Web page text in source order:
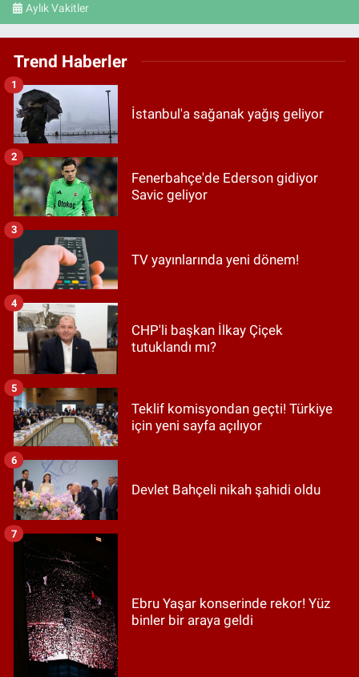
Aylık Vakitler
Trend Haberler
İstanbul'a sağanak yağış geliyor
1
Fenerbahçe'de Ederson gidiyor
Savic geliyor
2
TV yayınlarında yeni dönem!
3
CHP'li başkan İlkay Çiçek
tutuklandı mı?
4
Teklif komisyondan geçti! Türkiye
için yeni sayfa açılıyor
5
Devlet Bahçeli nikah şahidi oldu
6
Ebru Yaşar konserinde rekor! Yüz
binler bir araya geldi
7